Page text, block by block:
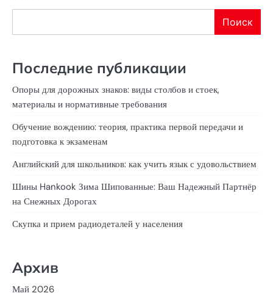
Поиск
Последние публикации
Опоры для дорожных знаков: виды столбов и стоек,
материалы и нормативные требования
Обучение вождению: теория, практика первой передачи и
подготовка к экзаменам
Английский для школьников: как учить язык с удовольствием
Шины Hankook Зима Шипованные: Ваш Надежный Партнёр
на Снежных Дорогах
Скупка и прием радиодеталей у населения
Архив
Май 2026